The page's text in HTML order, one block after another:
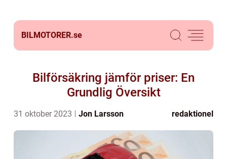
BILMOTORER.se
Bilförsäkring jämför priser: En
Grundlig Översikt
31 oktober 2023 Jon Larsson redaktionel